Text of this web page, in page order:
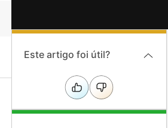
Este artigo foi útil?